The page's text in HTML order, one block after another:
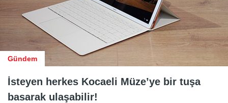
Gündem
İsteyen herkes Kocaeli Müze’ye bir tuşa
basarak ulaşabilir!